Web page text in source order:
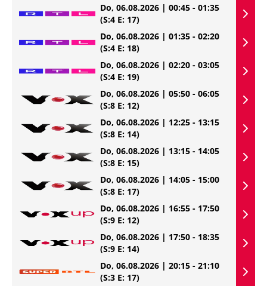
Do, 06.08.2026 | 00:45 - 01:35
(S:4 E: 17)
Do, 06.08.2026 | 01:35 - 02:20
(S:4 E: 18)
Do, 06.08.2026 | 02:20 - 03:05
(S:4 E: 19)
Do, 06.08.2026 | 05:50 - 06:05
(S:8 E: 12)
Do, 06.08.2026 | 12:25 - 13:15
(S:8 E: 14)
Do, 06.08.2026 | 13:15 - 14:05
(S:8 E: 15)
Do, 06.08.2026 | 14:05 - 15:00
(S:8 E: 17)
Do, 06.08.2026 | 16:55 - 17:50
(S:9 E: 12)
Do, 06.08.2026 | 17:50 - 18:35
(S:9 E: 14)
Do, 06.08.2026 | 20:15 - 21:10
(S:3 E: 17)